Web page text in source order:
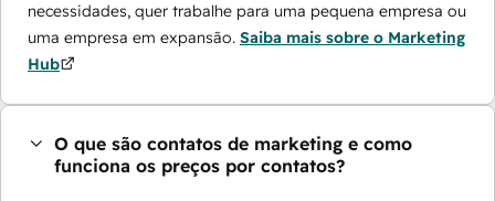
necessidades, quer trabalhe para uma pequena empresa ou
uma empresa em expansão. Saiba mais sobre o Marketing
Hub
O que são contatos de marketing e como
funciona os preços por contatos?